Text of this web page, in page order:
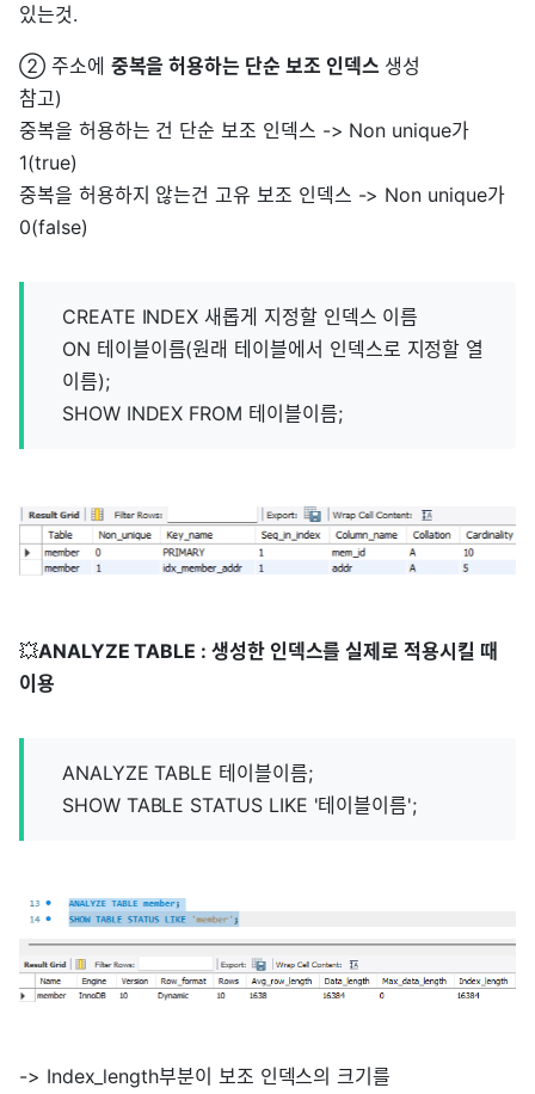
있는것.
② 주소에 중복을 허용하는 단순 보조 인덱스 생성
참고)
중복을 허용하는 건 단순 보조 인덱스 -> Non unique가
1(true)
중복을 허용하지 않는건 고유 보조 인덱스 -> Non unique가
0(false)
CREATE INDEX 새롭게 지정할 인덱스 이름
ON 테이블이름(원래 테이블에서 인덱스로 지정할 열
이름);
SHOW INDEX FROM 테이블이름;
💥ANALYZE TABLE : 생성한 인덱스를 실제로 적용시킬 때
이용
ANALYZE TABLE 테이블이름;
SHOW TABLE STATUS LIKE '테이블이름';
-> Index_length부분이 보조 인덱스의 크기를